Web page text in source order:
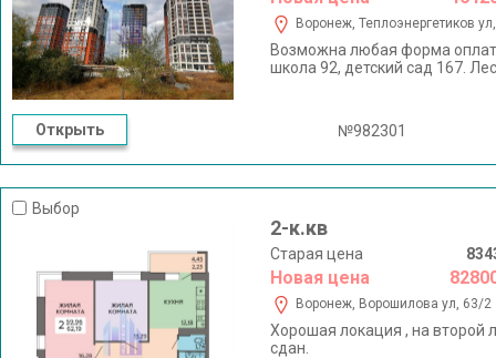
Воронеж, Теплоэнергетиков
Возможна любая форма
школа 92, детский сад 167.
Открыть №982301
Выбор
2-к.кв
Старая цена
Новая цена
Воронеж, Ворошилова ул, 63/2
Хорошая локация , на второй
сдан.